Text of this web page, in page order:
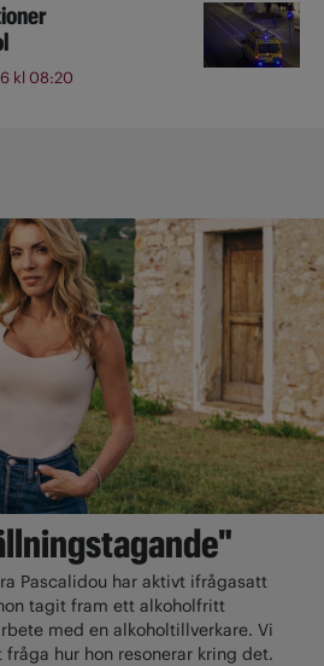
kl 08:20
Pascalidou har aktivt ifrågasatt
tagit fram ett alkoholfritt
med en alkoholtillverkare. Vi
hur hon resonerar kring det.